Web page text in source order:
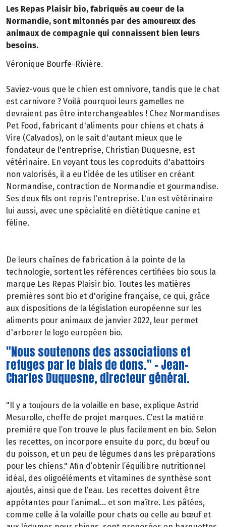
Les Repas Plaisir bio, fabriqués au coeur de la
Normandie, sont mitonnés par des amoureux des
animaux de compagnie qui connaissent bien leurs
besoins.
Véronique Bourfe-Rivière.
Saviez-vous que le chien est omnivore, tandis que le chat
est carnivore ? Voilà pourquoi leurs gamelles ne
devraient pas être interchangeables ! Chez Normandises
Pet Food, fabricant d'aliments pour chiens et chats à
Vire (Calvados), on le sait d'autant mieux que le
fondateur de l'entreprise, Christian Duquesne, est
vétérinaire. En voyant tous les coproduits d'abattoirs
non valorisés, il a eu l'idée de les utiliser en créant
Normandise, contraction de Normandie et gourmandise.
Ses deux fils ont repris l'entreprise. L'un est vétérinaire
lui aussi, avec une spécialité en diététique canine et
féline.
De leurs chaînes de fabrication à la pointe de la
technologie, sortent les références certifiées bio sous la
marque Les Repas Plaisir bio. Toutes les matières
premières sont bio et d'origine française, ce qui, grâce
aux dispositions de la législation européenne sur les
aliments pour animaux de janvier 2022, leur permet
d'arborer le logo européen bio.
"Nous soutenons des associations et
refuges par le biais de dons." - Jean-
Charles Duquesne, directeur général.
"Il y a toujours de la volaille en base, explique Astrid
Mesurolle, cheffe de projet marques. C’est la matière
première que l’on trouve le plus facilement en bio. Selon
les recettes, on incorpore ensuite du porc, du bœuf ou
du poisson, et un peu de légumes dans les préparations
pour les chiens." Afin d’obtenir l’équilibre nutritionnel
idéal, des oligoéléments et vitamines de synthèse sont
ajoutés, ainsi que de l’eau. Les recettes doivent être
appétantes pour l’animal… et son maître. Les pâtées,
comme celle à la volaille pour chats ou celle au bœuf et